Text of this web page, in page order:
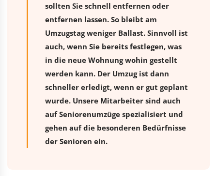
sollten Sie schnell entfernen oder
entfernen lassen. So bleibt am
Umzugstag weniger Ballast. Sinnvoll ist
auch, wenn Sie bereits festlegen, was
in die neue Wohnung wohin gestellt
werden kann. Der Umzug ist dann
schneller erledigt, wenn er gut geplant
wurde. Unsere Mitarbeiter sind auch
auf Seniorenumzüge spezialisiert und
gehen auf die besonderen Bedürfnisse
der Senioren ein.